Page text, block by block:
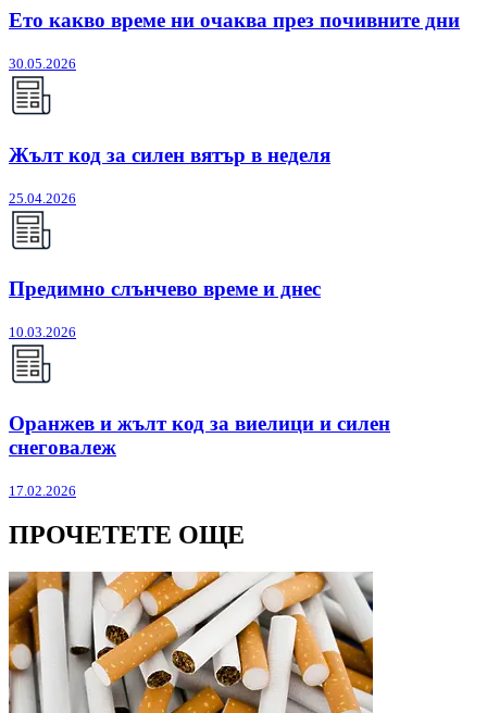
Ето какво време ни очаква през почивните дни
30.05.2026
Жълт код за силен вятър в неделя
25.04.2026
Предимно слънчево време и днес
10.03.2026
Оранжев и жълт код за виелици и силен
снеговалеж
17.02.2026
ПРОЧЕТЕТЕ ОЩЕ